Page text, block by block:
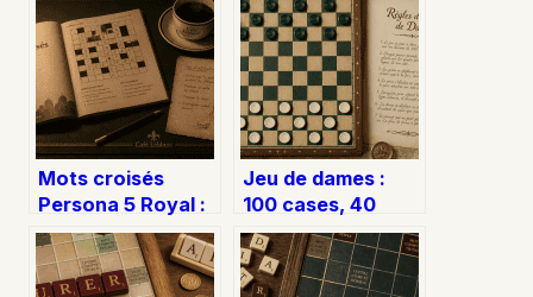
Mots croisés
Persona 5 Royal :
35 solutions pour
maximiser votre
Connaissance
Jeu de dames :
100 cases, 40
pions et les règles
essentielles pour
maîtriser la partie